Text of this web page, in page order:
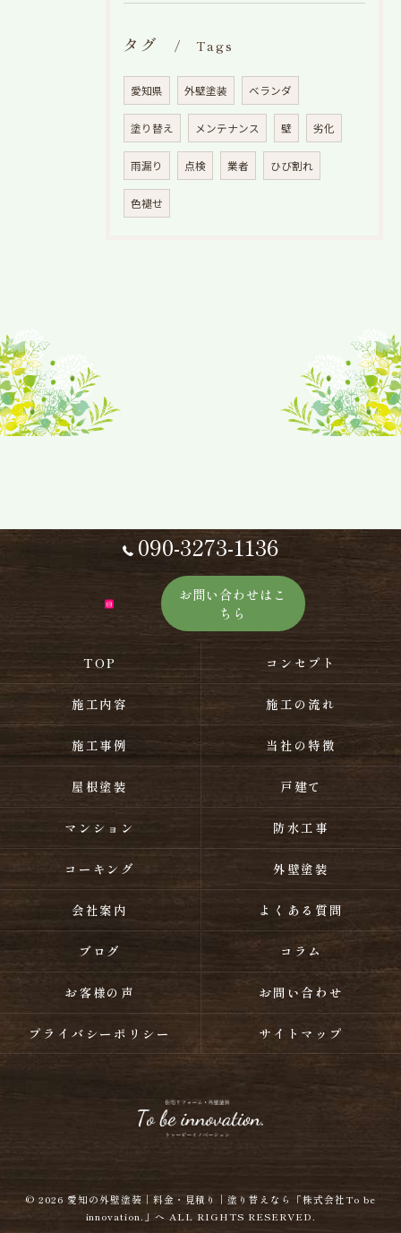
タグ Tags
愛知県 外壁塗装 ベランダ
塗り替え メンテナンス 壁 劣化
雨漏り 点検 業者 ひび割れ
色褪せ
090-3273-1136
お問い合わせはこ
ちら
TOP コンセプト
施工内容 施工の流れ
施工事例 当社の特徴
屋根塗装 戸建て
マンション 防水工事
コーキング 外壁塗装
会社案内 よくある質問
ブログ コラム
お客様の声 お問い合わせ
プライバシーポリシー サイトマップ
© 2026 愛知の外壁塗装｜料金・見積り｜塗り替えなら「株式会社To be
innovation.」へ ALL RIGHTS RESERVED.